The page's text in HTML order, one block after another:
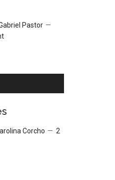
Pastor
Corcho
2